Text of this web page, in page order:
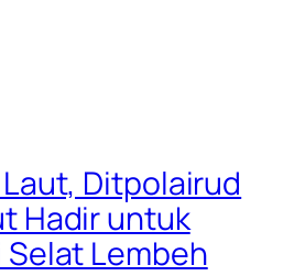
Ditpolairud
Hadir untuk
Selat Lembeh